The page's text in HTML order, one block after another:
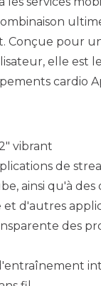
Conçue pour
elle est
cardio
vibrant
de
ainsi qu'à
et d'autres
des